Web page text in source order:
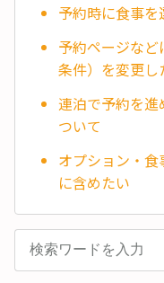
予約時に食事
予約ページな
条件）を変更し
連泊で予約を
ついて
オプション・
に含めたい